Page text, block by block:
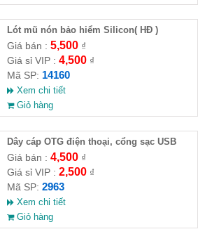
Lót mũ nón bảo hiểm Silicon( HĐ )
Giá bán : 5,500₫
Giá sỉ VIP : 4,500₫
Mã SP: 14160
Xem chi tiết
Giỏ hàng
Dây cáp OTG điện thoại, cổng sạc USB
Giá bán : 4,500₫
Giá sỉ VIP : 2,500₫
Mã SP: 2963
Xem chi tiết
Giỏ hàng